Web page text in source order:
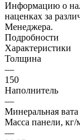
Информацию о
наценках за
Менеджера.
Подробности
Характеристики
Толщина
—
150
Наполнитель
—
Минеральная вата
Масса панели, кг/
—